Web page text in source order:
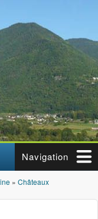
Navigation
» Châteaux